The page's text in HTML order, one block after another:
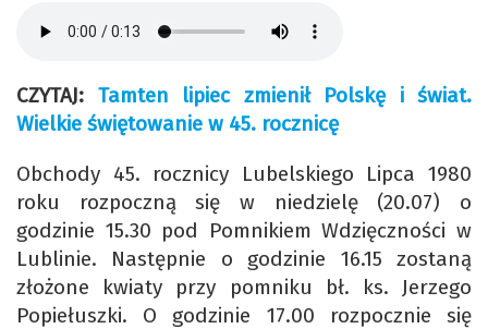
CZYTAJ: Tamten lipiec zmienił Polskę i świat.
Wielkie świętowanie w 45. rocznicę
Obchody 45. rocznicy Lubelskiego Lipca 1980
roku rozpoczną się w niedzielę (20.07) o
godzinie 15.30 pod Pomnikiem Wdzięczności w
Lublinie. Następnie o godzinie 16.15 zostaną
złożone kwiaty przy pomniku bł. ks. Jerzego
Popiełuszki. O godzinie 17.00 rozpocznie się